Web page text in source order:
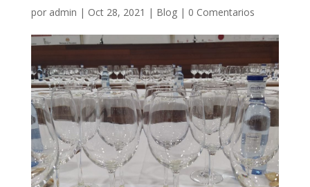
por admin | Oct 28, 2021 | Blog| 0 Comentarios